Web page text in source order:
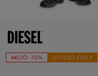
AKCIÓ -70% UTOLSÓ ESÉLY